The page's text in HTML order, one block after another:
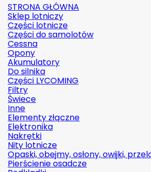
STRONA GŁÓWNA
Sklep lotniczy
Części lotnicze
Części do samolotów
Cessna
Opony
Akumulatory
Do silnika
Części LYCOMING
Filtry
Świece
Inne
Elementy złączne
Elektronika
Nakrętki
Nity lotnicze
Opaski, obejmy, osłony, owijki,
Pierścienie osadcze